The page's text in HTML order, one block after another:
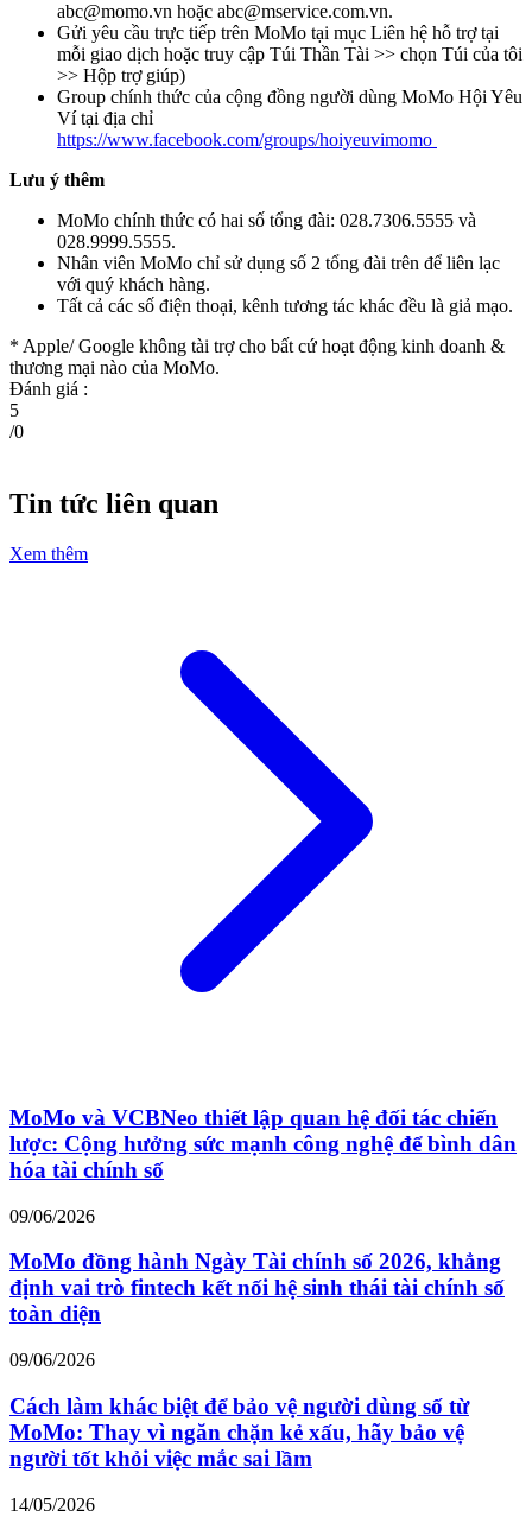
abc@momo.vn hoặc abc@mservice.com.vn.
Gửi yêu cầu trực tiếp trên MoMo tại mục Liên hệ hỗ trợ tại
mỗi giao dịch hoặc truy cập Túi Thần Tài >> chọn Túi của tôi
>> Hộp trợ giúp)
Group chính thức của cộng đồng người dùng MoMo Hội Yêu
Ví tại địa chỉ
https://www.facebook.com/groups/hoiyeuvimomo
Lưu ý thêm
MoMo chính thức có hai số tổng đài: 028.7306.5555 và
028.9999.5555.
Nhân viên MoMo chỉ sử dụng số 2 tổng đài trên để liên lạc
với quý khách hàng.
Tất cả các số điện thoại, kênh tương tác khác đều là giả mạo.
* Apple/ Google không tài trợ cho bất cứ hoạt động kinh doanh &
thương mại nào của MoMo.
Đánh giá :
5
/0
Tin tức liên quan
Xem thêm
MoMo và VCBNeo thiết lập quan hệ đối tác chiến
lược: Cộng hưởng sức mạnh công nghệ để bình dân
hóa tài chính số
09/06/2026
MoMo đồng hành Ngày Tài chính số 2026, khẳng
định vai trò fintech kết nối hệ sinh thái tài chính số
toàn diện
09/06/2026
Cách làm khác biệt để bảo vệ người dùng số từ
MoMo: Thay vì ngăn chặn kẻ xấu, hãy bảo vệ
người tốt khỏi việc mắc sai lầm
14/05/2026